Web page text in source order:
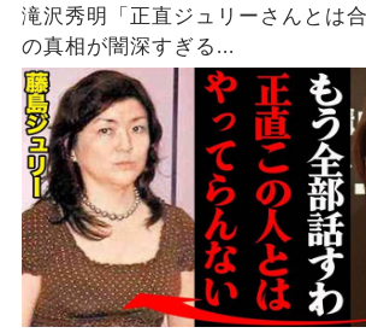
滝沢秀明「正直ジュリーさんとは
の真相が闇深すぎる...